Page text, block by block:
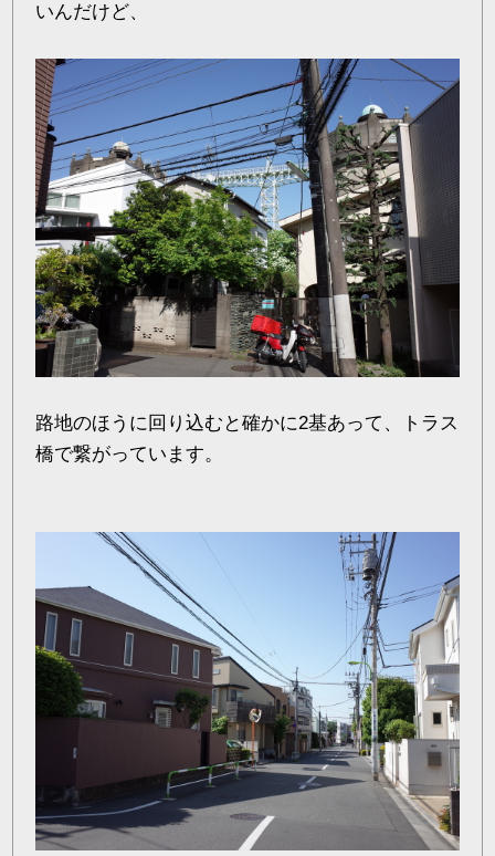
いんだけど、
路地のほうに回り込むと確かに2基あって、トラス
橋で繋がっています。